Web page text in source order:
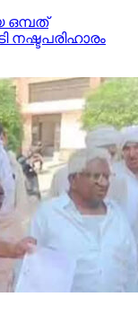
ഒമ്പത്
നഷ്ടപരിഹാരം